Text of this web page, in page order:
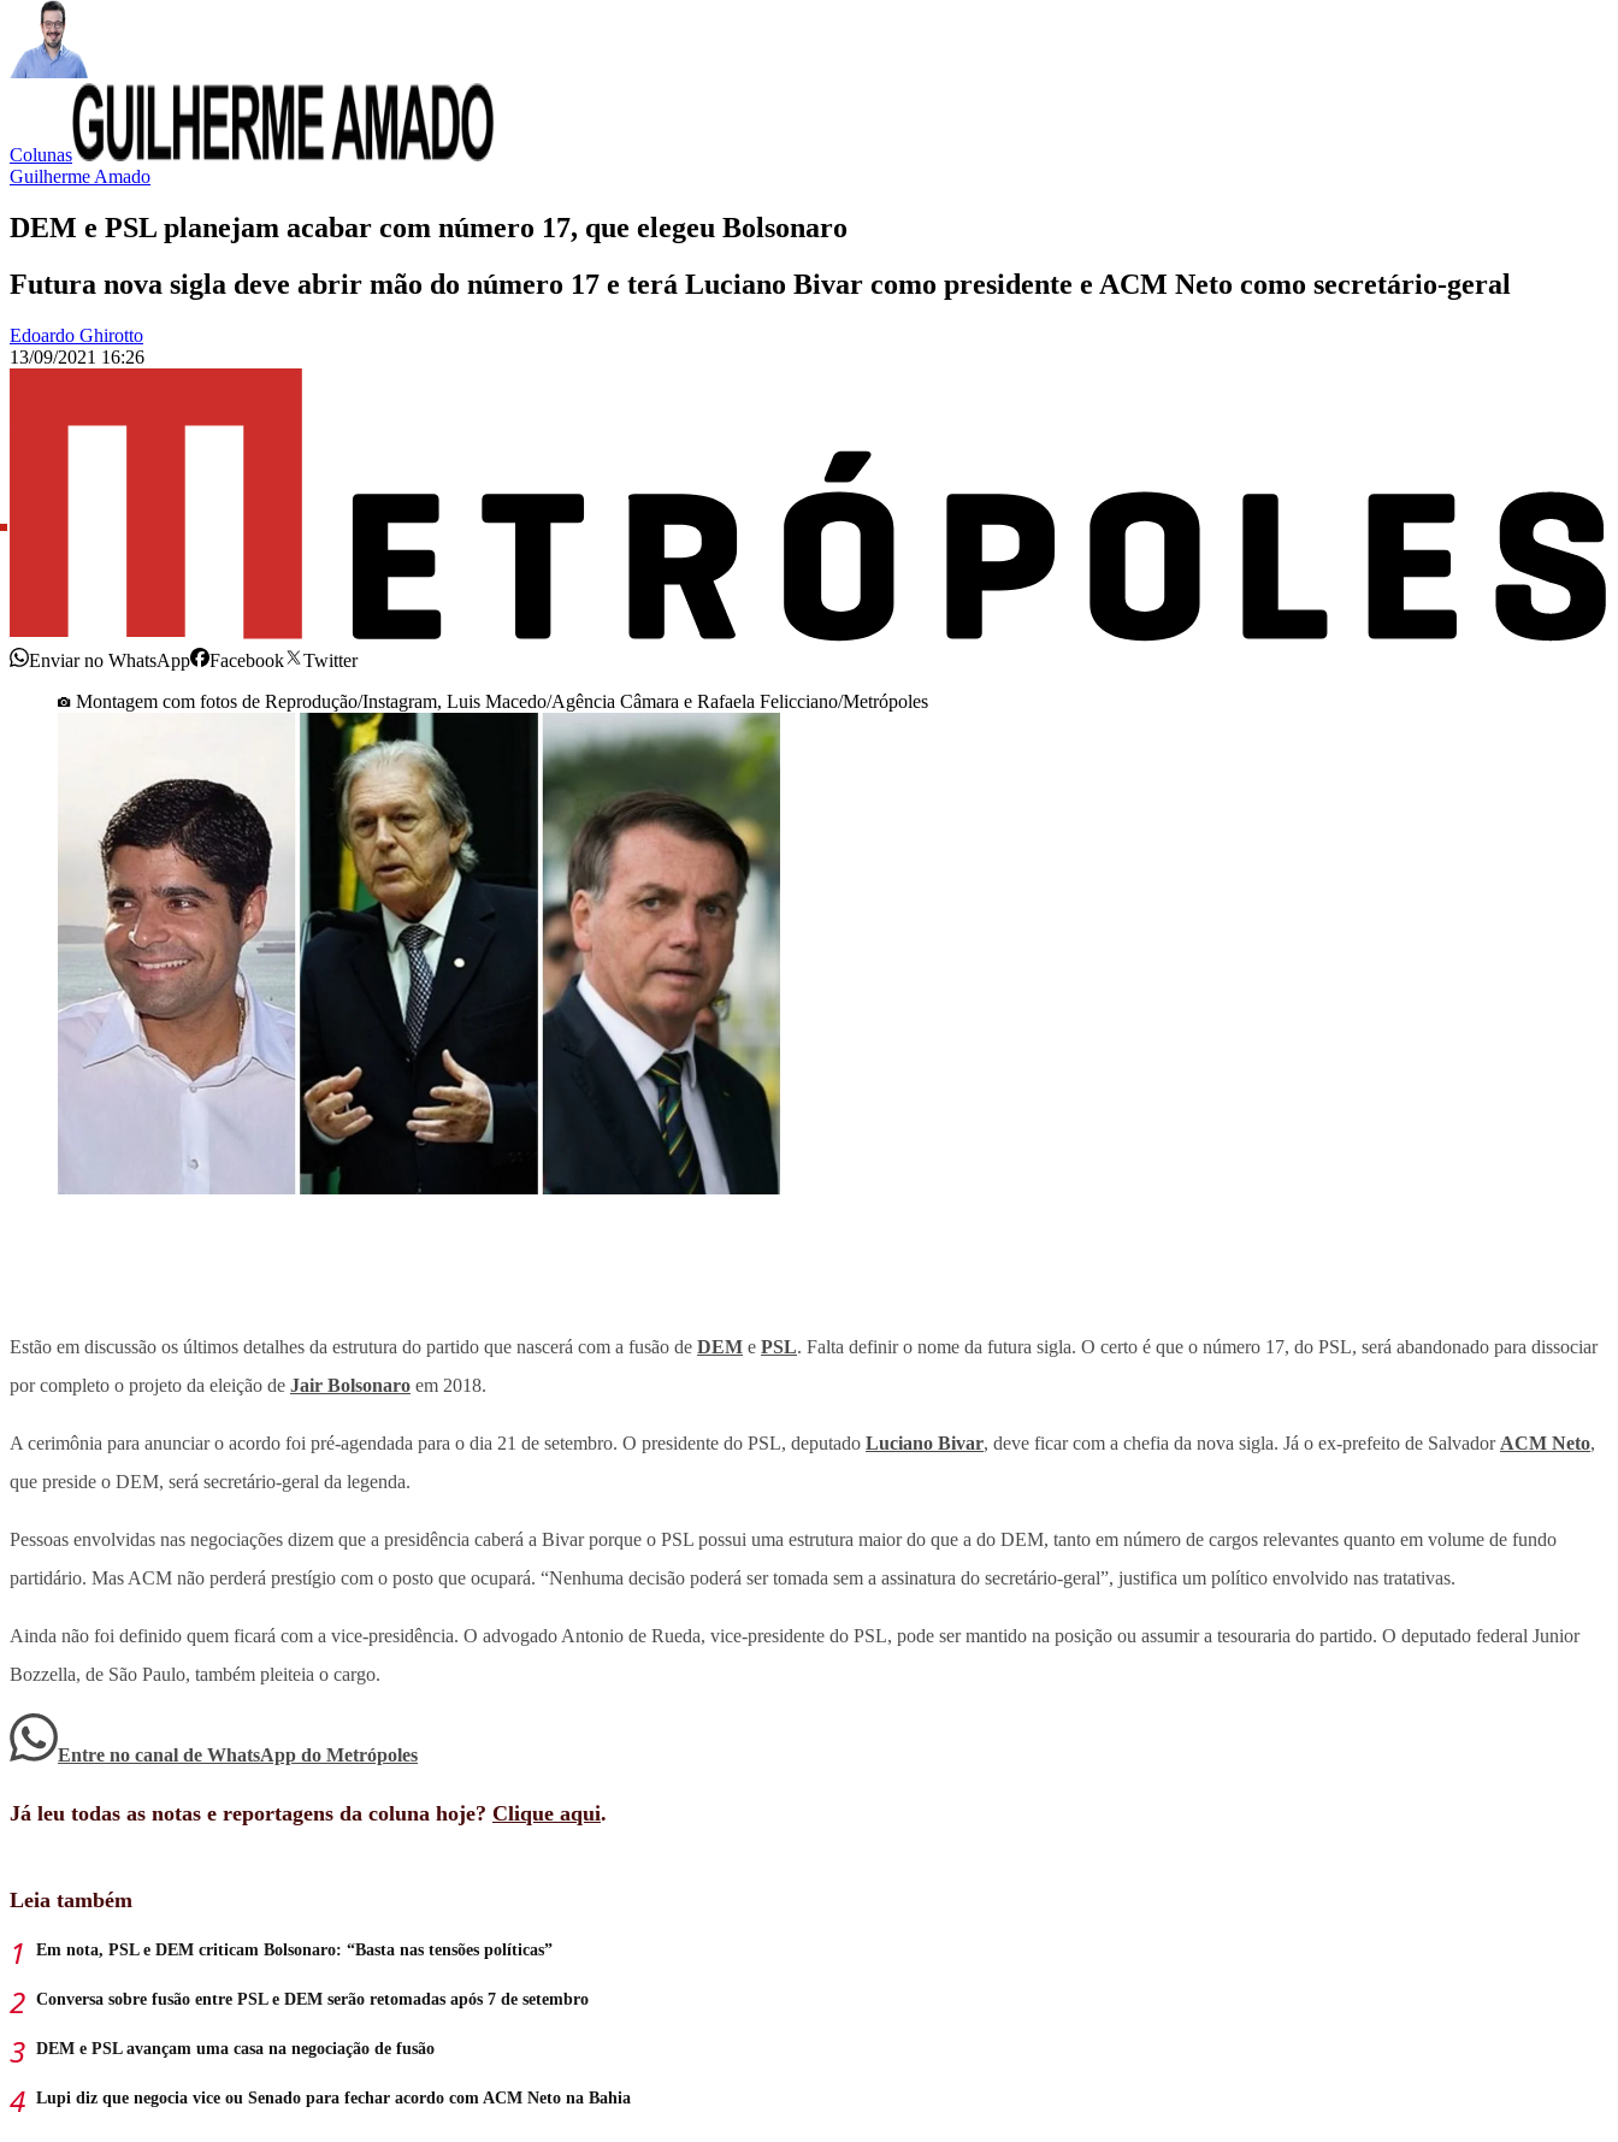
Colunas
Guilherme Amado
DEM e PSL planejam acabar com número 17, que elegeu Bolsonaro
Futura nova sigla deve abrir mão do número 17 e terá Luciano Bivar como presidente e ACM Neto como secretário-geral
Edoardo Ghirotto
13/09/2021 16:26
Enviar no WhatsApp Facebook
Twitter
Montagem com fotos de Reprodução/Instagram, Luis Macedo/Agência Câmara e Rafaela Felicciano/Metrópoles
Estão em discussão os últimos detalhes da estrutura do partido que nascerá com a fusão de DEM e PSL. Falta definir o nome da futura sigla. O certo é que o número 17, do PSL, será abandonado para dissociar
por completo o projeto da eleição de Jair Bolsonaro em 2018.
A cerimônia para anunciar o acordo foi pré-agendada para o dia 21 de setembro. O presidente do PSL, deputado Luciano Bivar, deve ficar com a chefia da nova sigla. Já o ex-prefeito de Salvador ACM Neto,
que preside o DEM, será secretário-geral da legenda.
Pessoas envolvidas nas negociações dizem que a presidência caberá a Bivar porque o PSL possui uma estrutura maior do que a do DEM, tanto em número de cargos relevantes quanto em volume de fundo
partidário. Mas ACM não perderá prestígio com o posto que ocupará. “Nenhuma decisão poderá ser tomada sem a assinatura do secretário-geral”, justifica um político envolvido nas tratativas.
Ainda não foi definido quem ficará com a vice-presidência. O advogado Antonio de Rueda, vice-presidente do PSL, pode ser mantido na posição ou assumir a tesouraria do partido. O deputado federal Junior
Bozzella, de São Paulo, também pleiteia o cargo.
Entre no canal de WhatsApp do Metrópoles
Já leu todas as notas e reportagens da coluna hoje? Clique aqui.
Leia também
Em nota, PSL e DEM criticam Bolsonaro: “Basta nas tensões políticas”
Conversa sobre fusão entre PSL e DEM serão retomadas após 7 de setembro
DEM e PSL avançam uma casa na negociação de fusão
Lupi diz que negocia vice ou Senado para fechar acordo com ACM Neto na Bahia